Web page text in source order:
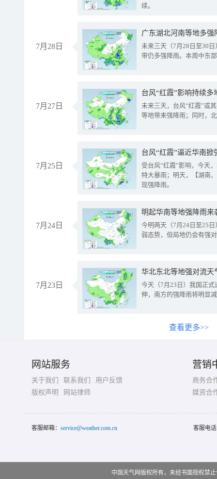
续。
7月28日
广东湖北河南等地多
未来三天（7月28日至30
带仍多强降雨。本周中东
7月27日
台风“红霞”影响持续
未来三天，台风“红霞”或
等地带来强降雨；同时，
7月25日
台风“红霞”逼近华南
受台风“红霞”影响，今天
特大暴雨；明天，【湖南
现强降雨。
7月24日
明起华南等地强降雨
今明两天（7月24日至25
弱态势，但局地仍会有强
7月23日
华北东北等地强对流天
今天（7月23日）我国正
伸，南方的强降雨将明显
查看更多>>
网站服务
关于我们 联系我们
用户反馈
版权声明
网站律师
营销
商务合
媒资合
客服邮箱： service@weather.com.cn 客服电
中国天气网版权所有，未经书面授权